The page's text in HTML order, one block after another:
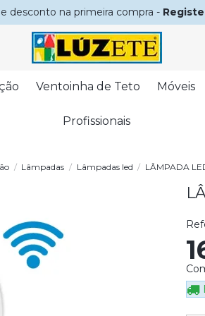
desconto na primeira compra -
Ventoinha de Teto Móveis
Profissionais
Lâmpadas Lâmpadas led LÂMPADA